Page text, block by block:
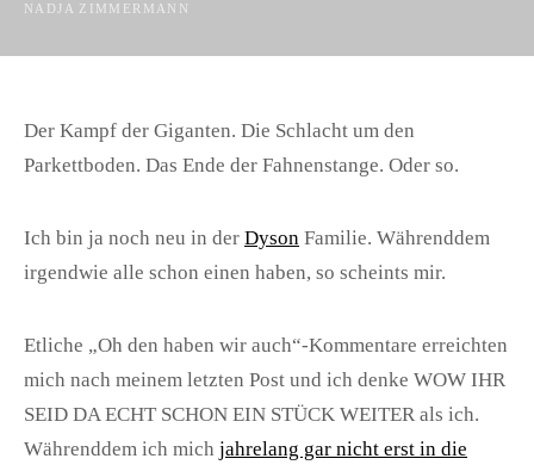
NADJA ZIMMERMANN
Der Kampf der Giganten. Die Schlacht um den
Parkettboden. Das Ende der Fahnenstange. Oder so.
Ich bin ja noch neu in der Dyson Familie. Währenddem
irgendwie alle schon einen haben, so scheints mir.
Etliche „Oh den haben wir auch“-Kommentare erreichten
mich nach meinem letzten Post und ich denke WOW IHR
SEID DA ECHT SCHON EIN STÜCK WEITER als ich.
Währenddem ich mich jahrelang gar nicht erst in die